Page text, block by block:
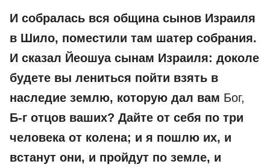
И собралась вся община сынов Израиля
в Шило, поместили там шатер собрания.
И сказал Йеошуа сынам Израиля: доколе
будете вы лениться пойти взять в
наследие землю, которую дал вам Бог,
Б-г отцов ваших? Дайте от себя по три
человека от колена; и я пошлю их, и
встанут они, и пройдут по земле, и